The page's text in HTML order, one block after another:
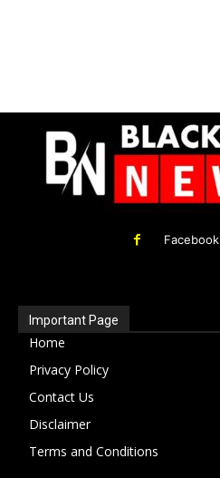
Facebook
Important Page
Home
Privacy Policy
Contact Us
Disclaimer
Terms and Conditions